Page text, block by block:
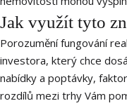
Jak využít tyto
Porozumění fungování
investora, který chce
nabídky a poptávky,
rozdílů mezi trhy Vám